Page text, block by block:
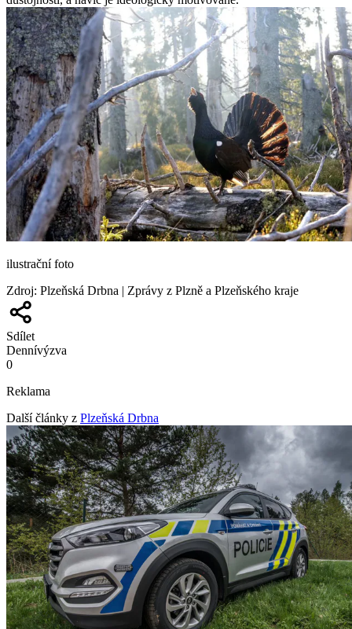
ilustrační foto
Zdroj: Plzeňská Drbna | Zprávy z Plzně a Plzeňského kraje
Sdílet
Dennívýzva
0
Reklama
Další články z Plzeňská Drbna